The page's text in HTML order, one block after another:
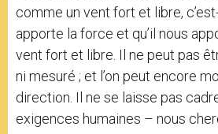
comme un vent fort et libre,
apporte la force et qu’il nous
vent fort et libre. Il ne peut pas
ni mesuré ; et l’on peut encore
direction. Il ne se laisse pas
exigences humaines – nous